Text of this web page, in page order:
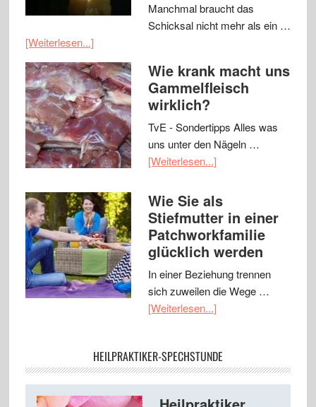
Manchmal braucht das
Schicksal nicht mehr als ein …
[Weiterlesen...]
Wie krank macht uns
Gammelfleisch
wirklich?
TvE - Sondertipps Alles was
uns unter den Nägeln …
[Weiterlesen...]
Wie Sie als
Stiefmutter in einer
Patchworkfamilie
glücklich werden
In einer Beziehung trennen
sich zuweilen die Wege …
[Weiterlesen...]
HEILPRAKTIKER-SPECHSTUNDE